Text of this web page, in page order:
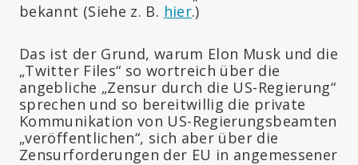
bekannt (Siehe z. B. hier.)
Das ist der Grund, warum Elon Musk und die
„Twitter Files“ so wortreich über die
angebliche „Zensur durch die US-Regierung“
sprechen und so bereitwillig die private
Kommunikation von US-Regierungsbeamten
„veröffentlichen“, sich aber über die
Zensurforderungen der EU in angemessener